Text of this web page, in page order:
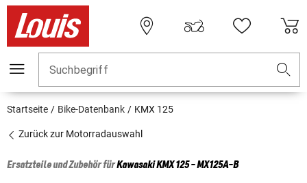
Suchbegriff
Startseite Bike-Datenbank KMX 125
Zurück zur Motorradauswahl
Ersatzteile und Zubehör fürKawasakiKMX 125 - MX125A-B